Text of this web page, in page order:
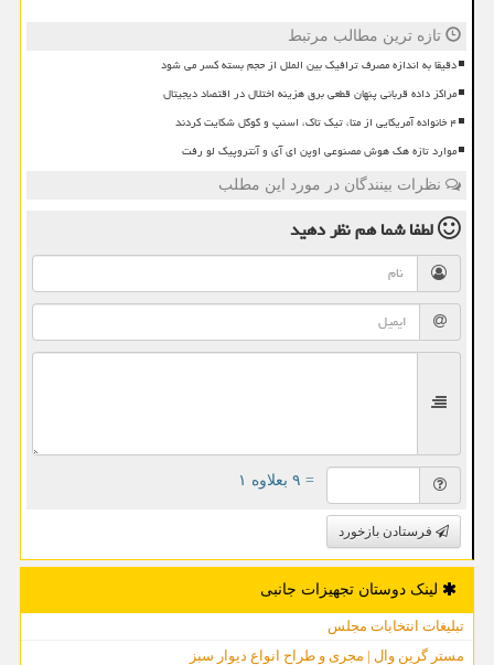
تازه ترین مطالب مرتبط
دقیقا به اندازه مصرف ترافیک بین الملل از حجم بسته کسر می شود
مراکز داده قربانی پنهان قطعی برق هزینه اختلال در اقتصاد دیجیتال
۴ خانواده آمریکایی از متا، تیک تاک، اسنپ و گوگل شکایت کردند
موارد تازه هک هوش مصنوعی اوپن ای آی و آنتروپیک لو رفت
نظرات بینندگان در مورد این مطلب
لطفا شما همنظر دهید
= ۹ بعلاوه ۱
فرستادن بازخورد
لینک دوستان تجهیزات جانبی
تبلیغات انتخابات مجلس
مستر گرین وال | مجری و طراح انواع دیوار سبز